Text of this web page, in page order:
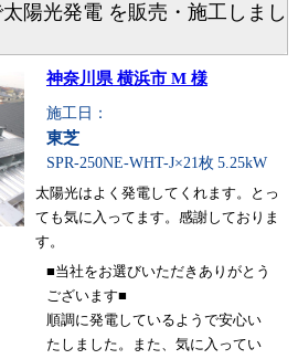
陽光発電 を販売・施工しまし
神奈川県 横浜市 M 様
施工日：
東芝
SPR-250NE-WHT-J×21枚 5.25kW
太陽光はよく発電してくれます。とっ
ても気に入ってます。感謝しておりま
す。
■当社をお選びいただきありがとう
ございます■
順調に発電しているようで安心い
たしました。また、気に入ってい